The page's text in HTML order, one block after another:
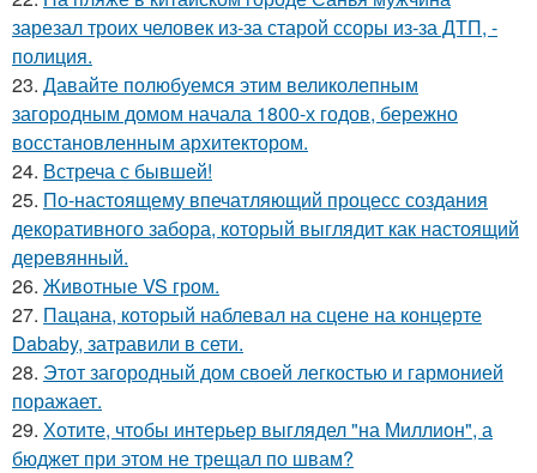
зарезал троих человек из-за старой ссоры из-за ДТП, -
полиция.
23. Давайте полюбуемся этим великолепным
загородным домом начала 1800-х годов, бережно
восстановленным архитектором.
24. Встреча с бывшей!
25. По-настоящему впечатляющий процесс создания
декоративного забора, который выглядит как настоящий
деревянный.
26. Животные VS гром.
27. Пацана, который наблевал на сцене на концерте
Dababy, затравили в сети.
28. Этот загородный дом своей легкостью и гармонией
поражает.
29. Хотите, чтобы интерьер выглядел "на Миллион", а
бюджет при этом не трещал по швам?